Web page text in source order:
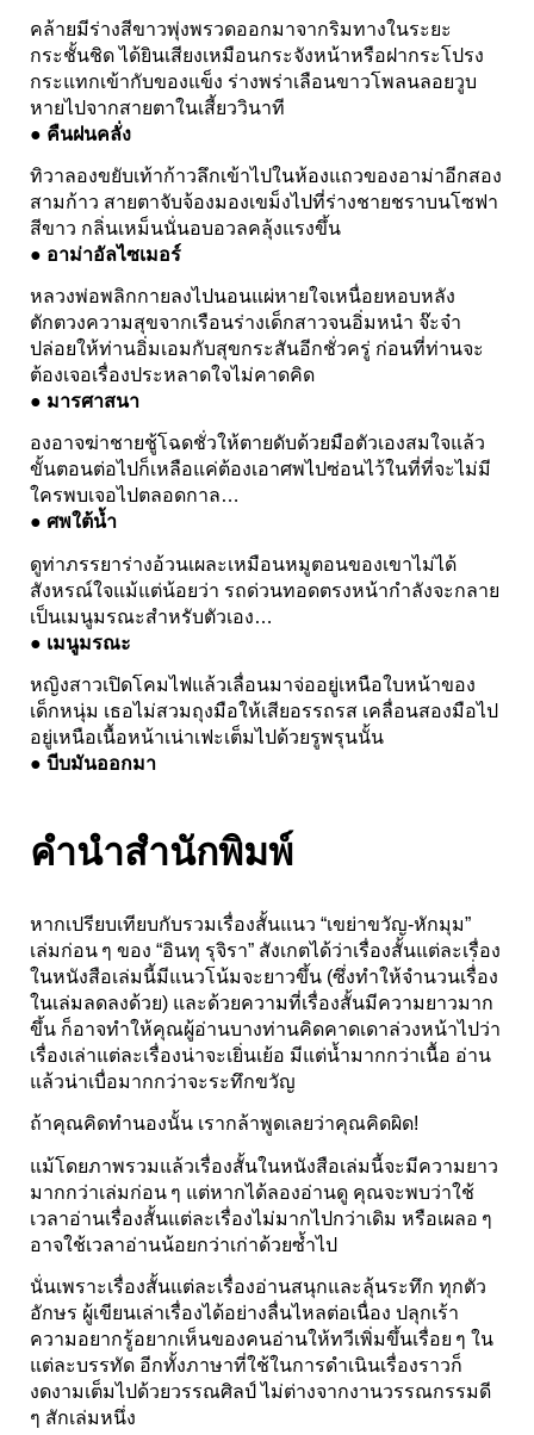
คล้ายมีร่างสีขาวพุ่งพรวดออกมาจากริมทางในระยะ
กระชั้นชิด ได้ยินเสียงเหมือนกระจังหน้าหรือฝากระโปรง
กระแทกเข้ากับของแข็ง ร่างพร่าเลือนขาวโพลนลอยวูบ
หายไปจากสายตาในเสี้ยววินาที
● คืนฝนคลั่ง
ทิวาลองขยับเท้าก้าวลึกเข้าไปในห้องแถวของอาม่าอีกสอง
สามก้าว สายตาจับจ้องมองเขม็งไปที่ร่างชายชราบนโซฟา
สีขาว กลิ่นเหม็นนั่นอบอวลคลุ้งแรงขึ้น
● อาม่าอัลไซเมอร์
หลวงพ่อพลิกกายลงไปนอนแผ่หายใจเหนื่อยหอบหลัง
ตักตวงความสุขจากเรือนร่างเด็กสาวจนอิ่มหนำ จ๊ะจ๋า
ปล่อยให้ท่านอิ่มเอมกับสุขกระสันอีกชั่วครู่ ก่อนที่ท่านจะ
ต้องเจอเรื่องประหลาดใจไม่คาดคิด
● มารศาสนา
องอาจฆ่าชายชู้โฉดชั่วให้ตายดับด้วยมือตัวเองสมใจแล้ว
ขั้นตอนต่อไปก็เหลือแค่ต้องเอาศพไปซ่อนไว้ในที่ที่จะไม่มี
ใครพบเจอไปตลอดกาล…
● ศพใต้น้ำ
ดูท่าภรรยาร่างอ้วนเผละเหมือนหมูตอนของเขาไม่ได้
สังหรณ์ใจแม้แต่น้อยว่า รถด่วนทอดตรงหน้ากำลังจะกลาย
เป็นเมนูมรณะสำหรับตัวเอง…
● เมนูมรณะ
หญิงสาวเปิดโคมไฟแล้วเลื่อนมาจ่ออยู่เหนือใบหน้าของ
เด็กหนุ่ม เธอไม่สวมถุงมือให้เสียอรรถรส เคลื่อนสองมือไป
อยู่เหนือเนื้อหน้าเน่าเฟะเต็มไปด้วยรูพรุนนั้น
● บีบมันออกมา
คำนำสำนักพิมพ์
หากเปรียบเทียบกับรวมเรื่องสั้นแนว “เขย่าขวัญ-หักมุม”
เล่มก่อน ๆ ของ “อินทุ รุจิรา” สังเกตได้ว่าเรื่องสั้นแต่ละเรื่อง
ในหนังสือเล่มนี้มีแนวโน้มจะยาวขึ้น (ซึ่งทำให้จำนวนเรื่่อง
ในเล่มลดลงด้วย) และด้วยความที่เรื่องสั้นมีความยาวมาก
ขึ้น ก็อาจทำให้คุณผู้อ่านบางท่านคิดคาดเดาล่วงหน้าไปว่า
เรื่องเล่าแต่ละเรื่องน่าจะเยิ่นเย้อ มีแต่น้ำมากกว่าเนื้อ อ่าน
แล้วน่าเบื่อมากกว่าจะระทึกขวัญ
ถ้าคุณคิดทำนองนั้น เรากล้าพูดเลยว่าคุณคิดผิด!
แม้โดยภาพรวมแล้วเรื่องสั้นในหนังสือเล่มนี้จะมีความยาว
มากกว่าเล่มก่อน ๆ แต่หากได้ลองอ่านดู คุณจะพบว่าใช้
เวลาอ่านเรื่องสั้นแต่ละเรื่องไม่มากไปกว่าเดิม หรือเผลอ ๆ
อาจใช้เวลาอ่านน้อยกว่าเก่าด้วยซ้ำไป
นั่นเพราะเรื่องสั้นแต่ละเรื่องอ่านสนุกและลุ้นระทึก ทุกตัว
อักษร ผู้เขียนเล่าเรื่องได้อย่างลื่นไหลต่อเนื่อง ปลุกเร้า
ความอยากรู้อยากเห็นของคนอ่านให้ทวีเพิ่มขึ้นเรื่อย ๆ ใน
แต่ละบรรทัด อีกทั้งภาษาที่ใช้ในการดำเนินเรื่องราวก็
งดงามเต็มไปด้วยวรรณศิลป์ ไม่ต่างจากงานวรรณกรรมดี
ๆ สักเล่มหนึ่ง